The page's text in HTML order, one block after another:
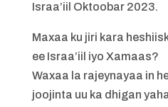
Israa’iil Oktoobar 2023.
Maxaa ku jiri kara
ee Israa’iil iyo Xamaas?
Waxaa la rajeynayaa in
joojinta uu ka dhigan